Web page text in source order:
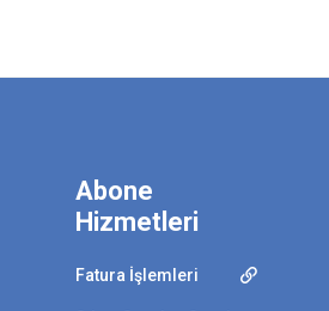
Abone
Hizmetleri
Fatura İşlemleri